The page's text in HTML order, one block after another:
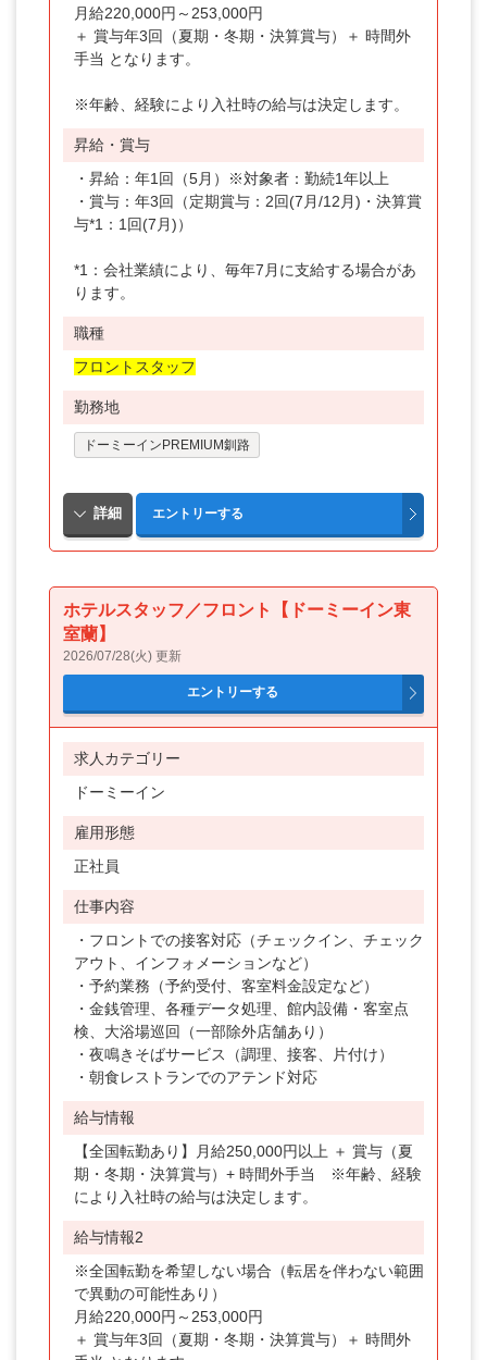
月給220,000円～253,000円
＋ 賞与年3回（夏期・冬期・決算賞与）＋ 時間外
手当 となります。
※年齢、経験により入社時の給与は決定します。
昇給・賞与
・昇給：年1回（5月）※対象者：勤続1年以上
・賞与：年3回（定期賞与：2回(7月/12月)・決算賞
与*1：1回(7月)）
*1：会社業績により、毎年7月に支給する場合があ
ります。
職種
フロントスタッフ
勤務地
ドーミーインPREMIUM釧路
ホテルスタッフ／フロント【ドーミーイン東
室蘭】
2026/07/28(火) 更新
求人カテゴリー
ドーミーイン
雇用形態
正社員
仕事内容
・フロントでの接客対応（チェックイン、チェック
アウト、インフォメーションなど）
・予約業務（予約受付、客室料金設定など）
・金銭管理、各種データ処理、館内設備・客室点
検、大浴場巡回（一部除外店舗あり）
・夜鳴きそばサービス（調理、接客、片付け）
・朝食レストランでのアテンド対応
給与情報
【全国転勤あり】月給250,000円以上 ＋ 賞与（夏
期・冬期・決算賞与）+ 時間外手当 ※年齢、経験
により入社時の給与は決定します。
給与情報2
※全国転勤を希望しない場合（転居を伴わない範囲
で異動の可能性あり）
月給220,000円～253,000円
＋ 賞与年3回（夏期・冬期・決算賞与）＋ 時間外